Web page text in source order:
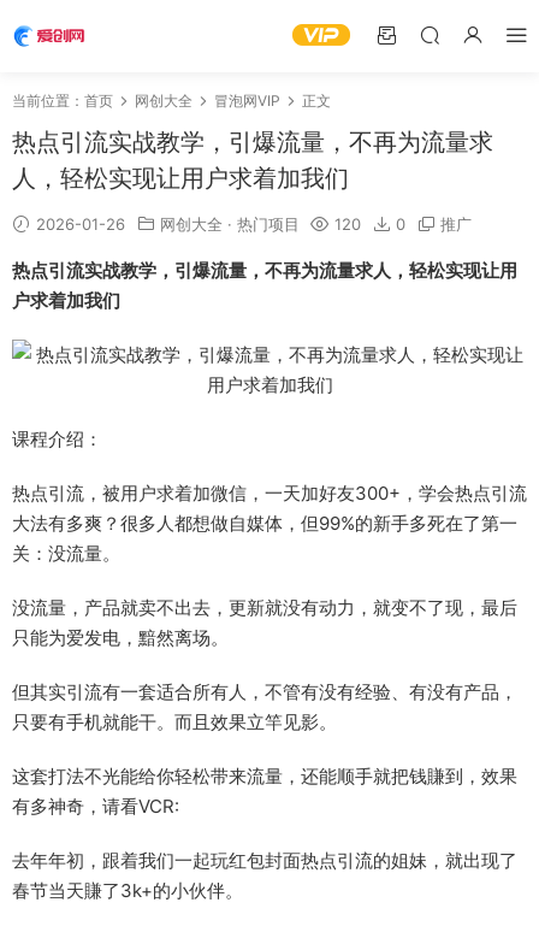
当前位置： 首页 网创大全 冒泡网VIP 正文
热点引流实战教学，引爆流量，不再为流量求
人，轻松实现让用户求着加我们
2026-01-26 网创大全 · 热门项目 120 0 推广
热点引流实战教学 ，引爆流量，不再为流量求人，轻松实现让用
户求着加我们
课程介绍：
热点引流，被用户求着加微信，一天加好友300+，学会热点引流
大法有多爽？很多人都想做自媒体，但99%的新手多死在了第一
关：没流量。
没流量，产品就卖不出去，更新就没有动力，就变不了现，最后
只能为爱发电，黯然离场。
但其实引流有一套适合所有人，不管有没有经验、有没有产品，
只要有手机就能干。而且效果立竿见影。
这套打法不光能给你轻松带来流量，还能顺手就把钱賺到，效果
有多神奇，请看VCR:
去年年初，跟着我们一起玩红包封面热点引流的姐妹，就出现了
春节当天賺了3k+的小伙伴。